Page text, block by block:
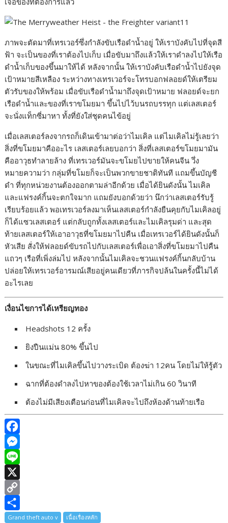
ภาพจะตัดมาที่เทรเวอร์ซึ่งกำลังขับเรือดำน้ำอยู่ ให้เราบังคับไปที่จุดสี
ฟ้า จะเป็นของที่เราต้องไปเก็บ เมื่อขับมาถึงแล้วให้เราดำลงไปให้เรือ
ดำน้ำเก็บของขึ้นมาให้ได้ หลังจากนั้น ให้เราบังคับเรือดำน้ำไปยังจุด
เป้าหมายสีเหลือง ระหว่างทางเทรเวอร์จะโทรบอกฟลอยด์ให้เตรียม
ตัวรับของให้พร้อม เมื่อขับเรือดำน้ำมาถึงจุดเป้าหมาย ฟลอยด์จะยก
เรือดำน้ำและของที่เราขโมยมา ขึ้นไปไว้บนรถบรรทุก แต่เลสเตอร์
จะนั่งแท็กซี่มาหา ทั้งที่ยังใส่ชุดคนไข้อยู่
เมื่อเลสเตอร์ลงจากรถก็เดินเข้ามาต่อว่าไมเคิล แต่ไมเคิลไม่รู้เลยว่า
สิ่งที่ขโมยมาคืออะไร เลสเตอร์เลยบอกว่า สิ่งที่เลสเตอร์ขโมยมามัน
คืออาวุธทำลายล้าง ที่เทรเวอร์มันจะขโมยไปขายให้คนจีน วึ่ง
หมายความว่า กลุ่มที่ขโมยก็จะเป็นพวกขายชาติทันที แถมขึ้นบัญชี
ดำ ที่ทุกหน่วยงานต้องออกตามล่าอีกด้วย เมื่อได้ยินดังนั้น ไมเคิล
และแฟรงค์กิ้นจะตกใจมาก แถมยังบอกด้วยว่า นึกว่าเลสเตอร์รับรู้
เรียบร้อยแล้ว พอเทรเวอร์ลงมาเห็นเลสเตอร์กำลังยืนคุยกับไมเคิลอยู่
ก็ได้แซวเลสเตอร์ แต่กลับถูกทั้งเลสเตอร์และไมเคิลรุมด่า และสุด
ท้ายเลสเตอร์ให้เอาอาวุธที่ขโมยมาไปคืน เมื่อเทรเวอร์ได้ยินดังนั้นก็
หัวเสีย สั่งให้ฟลอยด์ขับรถไปกับเลสเตอร์เพื่อเอาสิ่งที่ขโมยมาไปคืน
แถวๆ เรือที่เพิ่งล่มไป หลังจากนั้นไมเคิลจะชวนแฟรงค์กิ้นกลับบ้าน
ปล่อยให้เทรเวอร์อารมณ์เสียอยู่คนเดียวที่ภารกิจปล้นในครั้งนี้ไม่ได้
อะไรเลย
เงื่อนไขการได้เหรียญทอง
Headshots 12 ครั้ง
ยิงปืนแม่น 80% ขึ้นไป
ในขณะที่ไมเคิลขึ้นไปวางระเบิด ต้องฆ่า 12คน โดยไม่ให้รู้ตัว
ฉากที่ต้องดำลงไปหาของต้องใช้เวลาไม่เกิน 60 วินาที
ต้องไม่มีเสียงเตือนก่อนที่ไมเคิลจะไปถึงห้องด้านท้ายเรือ
F
a
c
e
b
o
M
e
s
s
e
L
n
e
X
C
oSGrand theft auto v เนื้อเรื่องหลัก